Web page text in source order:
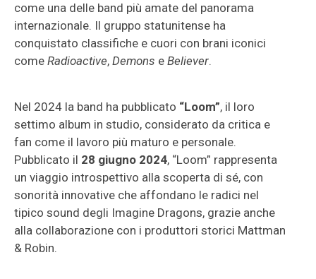
come una delle band più amate del panorama
internazionale. Il gruppo statunitense ha
conquistato classifiche e cuori con brani iconici
come Radioactive, Demons e Believer.
Nel 2024 la band ha pubblicato “Loom”, il loro
settimo album in studio, considerato da critica e
fan come il lavoro più maturo e personale.
Pubblicato il 28 giugno 2024, “Loom” rappresenta
un viaggio introspettivo alla scoperta di sé, con
sonorità innovative che affondano le radici nel
tipico sound degli Imagine Dragons, grazie anche
alla collaborazione con i produttori storici Mattman
& Robin.